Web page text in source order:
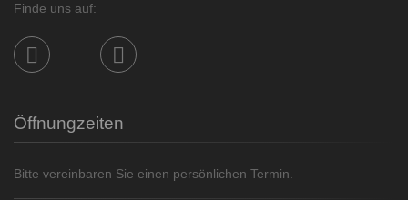
Finde uns auf:
Öffnungzeiten
Bitte vereinbaren Sie einen persönlichen Termin.